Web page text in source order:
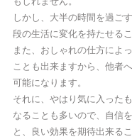
しかし、大半の時間を過ご
段の生活に変化を持たせる
また、おしゃれの仕方によ
ことも出来ますから、他者
可能になります。
それに、やはり気に入った
なることも多いので、自信
と、良い効果を期待出来る